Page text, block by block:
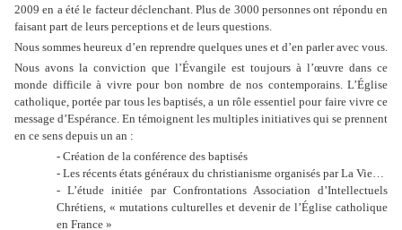
2009 en a été le facteur déclenchant. Plus de 3000 personnes ont répondu en
faisant part de leurs perceptions et de leurs questions.
Nous sommes heureux d’en reprendre quelques unes et d’en parler avec vous.
Nous avons la conviction que l’Évangile est toujours à l’œuvre dans ce
monde difficile à vivre pour bon nombre de nos contemporains. L’Église
catholique, portée par tous les baptisés, a un rôle essentiel pour faire vivre ce
message d’Espérance. En témoignent les multiples initiatives qui se prennent
en ce sens depuis un an :
- Création de la conférence des baptisés
- Les récents états généraux du christianisme organisés par La Vie…
- L’étude initiée par Confrontations Association d’Intellectuels
Chrétiens, « mutations culturelles et devenir de l’Église catholique
en France »